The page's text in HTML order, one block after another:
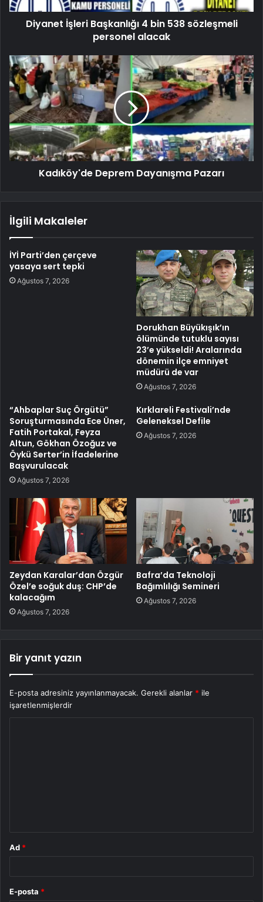
Diyanet İşleri Başkanlığı 4 bin 538 sözleşmeli
personel alacak
Kadıköy'de Deprem Dayanışma Pazarı
İlgili Makaleler
İYİ Parti’den çerçeve
yasaya sert tepki
Ağustos 7, 2026
Dorukhan Büyükışık’ın
ölümünde tutuklu sayısı
23’e yükseldi! Aralarında
dönemin ilçe emniyet
müdürü de var
Ağustos 7, 2026
“Ahbaplar Suç Örgütü”
Soruşturmasında Ece Üner,
Fatih Portakal, Feyza
Altun, Gökhan Özoğuz ve
Öykü Serter’in İfadelerine
Başvurulacak
Ağustos 7, 2026
Kırklareli Festivali’nde
Geleneksel Defile
Ağustos 7, 2026
Zeydan Karalar’dan Özgür
Özel’e soğuk duş: CHP’de
kalacağım
Ağustos 7, 2026
Bafra’da Teknoloji
Bağımlılığı Semineri
Ağustos 7, 2026
Bir yanıt yazın
E-posta adresiniz yayınlanmayacak. Gerekli alanlar * ile
işaretlenmişlerdir
Ad *
E-posta *